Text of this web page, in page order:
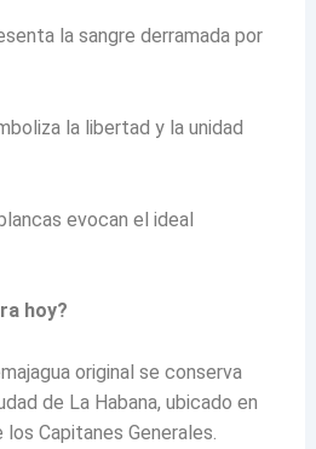
la sangre derramada por
la libertad y la unidad
evocan el ideal
hoy?
original se conserva
de La Habana, ubicado en
Capitanes Generales.